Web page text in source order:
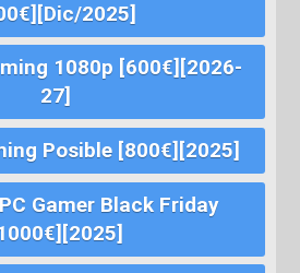
2025]
1080p [600€][2026-
27]
Posible [800€][2025]
Gamer Black Friday